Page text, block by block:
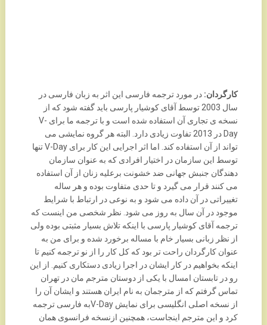
کارگردان: در مورد ترجمه فارسی این اثر به زبان فارسی در
سال 2003 توسط آقای کوشیار پارسی باید گفته شود که از
نسخه ی تجاری آن استفاده شده است و با ترجمه ما برای V-
Day در 2013 تفاوت زیادی دارد. البته هر گروه نمایشی می
تواند از آن استفاده کند. اما اثر اجرایی این کار برای V-Day تنها
توسط این سازمان در اختیار افرادی که به عنوان سازمان
دهندگان جنبش جهانی ضد خشونت برعلیه زنان از آن استفاده
می کنند قرار می گیرد و تا حدی متفاوت بوده و هر ساله
تغییراتی در آن داده می شود و به نوعی در ارتباط با شرایط
موجود در آن سال به روز می شود. نظر شخصی من اینست که
ترجمه آقای کوشیار پارسی با اینکه تلاش بسیار مثبتی بوده ولی
از نظر زبانی بسیار خام با مساله برخورد شده و برای من به
عنوان کارگردان راحت تر بود که کل کار را از نو ترجمه کنیم تا
اینکه بخواهیم در کار ایشان در اجرا زیادی دستکاری کنیم. از این
رو در تابستان امسال با یکی از دوستان مترجم مان در تهران
تماس گرفتم که از مترجمان به نام ایران هستند و ایشان آن را
از نسخه اصلی انگلیسی برای نمایش V-Dayبه فارسی ترجمه
کرد و این مترجم اینجاست، همچنین ازنسخه فرانسوی همان